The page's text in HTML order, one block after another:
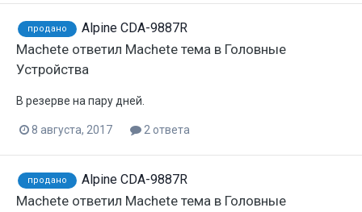
продано Alpine CDA-9887R
Machete ответил Machete тема в Головные
Устройства
В резерве на пару дней.
8 августа, 2017 2 ответа
продано Alpine CDA-9887R
Machete ответил Machete тема в Головные